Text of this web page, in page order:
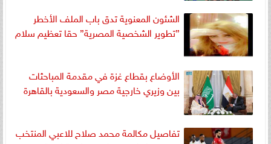
الشئون المعنوية تدق باب الملف الأخطر
”تطوير الشخصية المصرية” حقا تعظيم سلام
الأوضاع بقطاع غزة في مقدمة المباحثات
بين وزيري خارجية مصر والسعودية بالقاهرة
تفاصيل مكالمة محمد صلاح للاعبي المنتخب